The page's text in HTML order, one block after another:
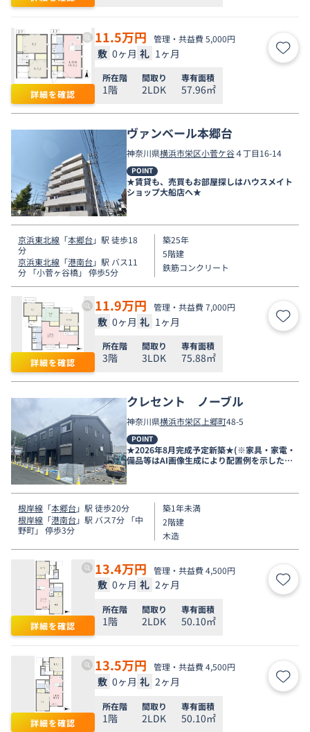
詳細を確認
11.5万円 管理・共益費 5,000円
敷 0ヶ月 礼 1ヶ月 お気
所在階
1階
間取り
2LDK
専有面積
57.96㎡
ヴァンベール本郷台
神奈川県横浜市栄区小菅ケ谷４丁目16-14
POINT
★賃貸も、売買もお部屋探しはハウスメイト
ショップ大船店へ★
京浜東北線 「本郷台」駅 徒歩18
分
京浜東北線 「港南台」駅 バス11
分 「小菅ヶ谷橋」 停歩5分
築25年
5階建
鉄筋コンクリート
詳細を確認
11.9万円 管理・共益費 7,000円
敷 0ヶ月 礼 1ヶ月 お気
所在階
3階
間取り
3LDK
専有面積
75.88㎡
クレセント ノーブル
神奈川県横浜市栄区 上郷町48-5
POINT
★2026年8月完成予定新築★(※家具・家電・
備品等はAI画像生成により配置例を示したも
のです）
根岸線 「本郷台」駅 徒歩20分
根岸線 「港南台」駅 バス7分 「中
野町」 停歩3分
築1年未満
2階建
木造
詳細を確認
13.4万円 管理・共益費 4,500円
敷 0ヶ月 礼 2ヶ月 お気
所在階
1階
間取り
2LDK
専有面積
50.10㎡
詳細を確認
13.5万円 管理・共益費 4,500円
敷 0ヶ月 礼 2ヶ月 お気
所在階
1階
間取り
2LDK
専有面積
50.10㎡